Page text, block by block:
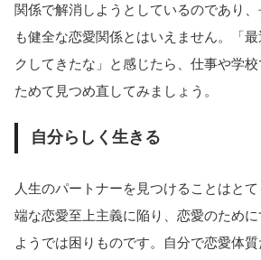
関係で解消しようとしているのであり
も健全な恋愛関係とはいえません。「
クしてきたな」と感じたら、仕事や学
ためて見つめ直してみましょう。
自分らしく生きる
人生のパートナーを見つけることはと
端な恋愛至上主義に陥り、恋愛のため
ようでは困りものです。自分で恋愛体